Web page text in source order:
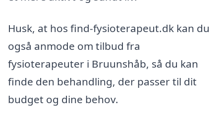
Husk, at hos find-fysioterapeut.dk kan du
også anmode om tilbud fra
fysioterapeuter i Bruunshåb, så du kan
finde den behandling, der passer til dit
budget og dine behov.